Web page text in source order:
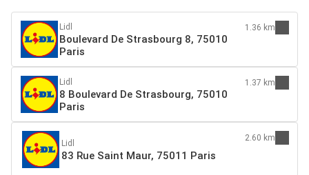
Lidl
Boulevard De Strasbourg 8, 75010
Paris
1.36 km
Lidl
8 Boulevard De Strasbourg, 75010
Paris
1.37 km
Lidl
83 Rue Saint Maur, 75011 Paris
2.60 km